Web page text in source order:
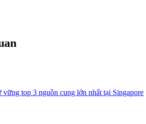
top 3 nguồn cung lớn nhất tại Singapore